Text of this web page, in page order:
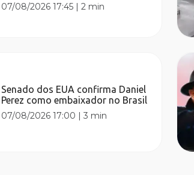
07/08/2026 17:45 |2 min
Senado dos EUA confirma Daniel
Perez como embaixador no Brasil
07/08/2026 17:00 |3 min